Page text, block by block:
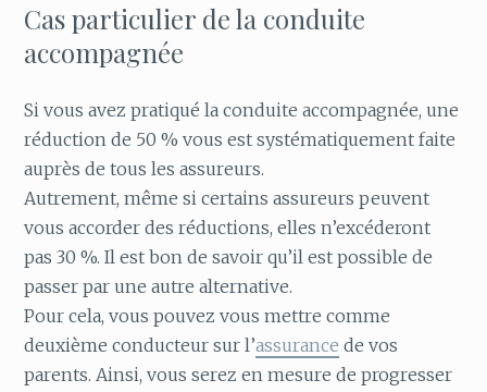
Cas particulier de la conduite
accompagnée
Si vous avez pratiqué la conduite accompagnée, une
réduction de 50 % vous est systématiquement faite
auprès de tous les assureurs.
Autrement, même si certains assureurs peuvent
vous accorder des réductions, elles n’excéderont
pas 30 %. Il est bon de savoir qu’il est possible de
passer par une autre alternative.
Pour cela, vous pouvez vous mettre comme
deuxième conducteur sur l’assurance de vos
parents. Ainsi, vous serez en mesure de progresser